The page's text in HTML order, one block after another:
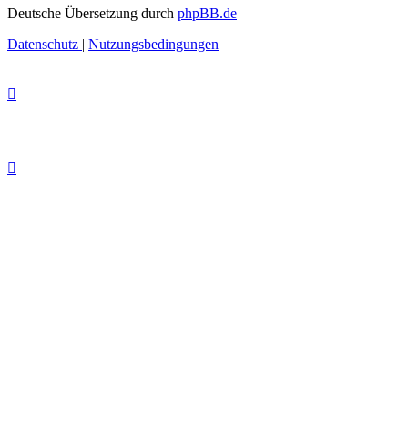
Deutsche Übersetzung durch phpBB.de
Datenschutz | Nutzungsbedingungen